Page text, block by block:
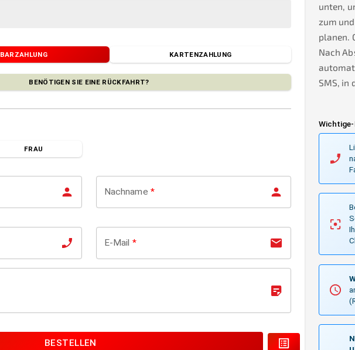
BARZAHLUNG KARTENZAHLUNG
BENÖTIGEN SIE EINE RÜCKFAHRT?
FRAU
Nachname *
E-Mail *
BESTELLEN
unten,
zum
planen.
Nach
SMS, in